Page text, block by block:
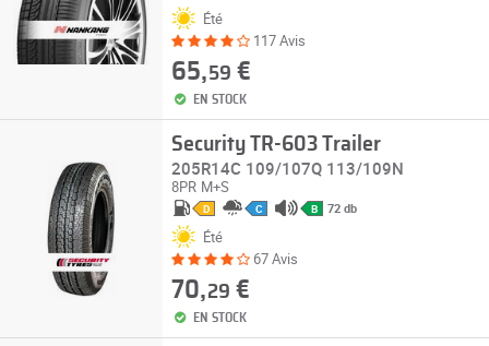
Été
117 Avis
65,59 €
EN STOCK
Security TR-603 Trailer
205R14C 109/107Q 113/109N
8PR M+S
D C B 72 db
Été
67 Avis
70,29 €
EN STOCK